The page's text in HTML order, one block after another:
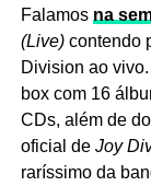
ligados ao
Falamos na
(Live)contendo
Division ao
box com 16
CDs, além de
oficial de Joy
raríssimo da